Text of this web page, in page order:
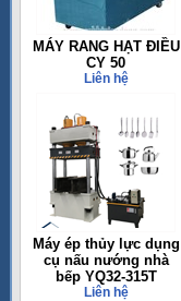
MÁY RANG HẠT ĐIỀU
CY 50
Liên hệ
Máy ép thủy lực dụng
cụ nấu nướng nhà
bếp YQ32-315T
Liên hệ